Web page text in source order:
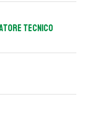
TECNICO